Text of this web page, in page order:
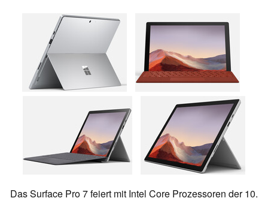
Das Surface Pro 7 feiert mit Intel Core Prozessoren der 10.